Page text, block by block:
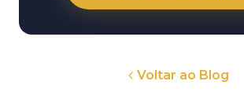
Voltar ao Blog